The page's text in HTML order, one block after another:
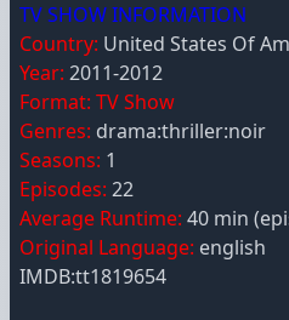
TV SHOW INFORMATION
Country: United States Of
Year: 2011-2012
Format: TV Show
Genres: drama:thriller:noir
Seasons: 1
Episodes: 22
Average Runtime: 40 min
Original Language: english
IMDB:tt1819654